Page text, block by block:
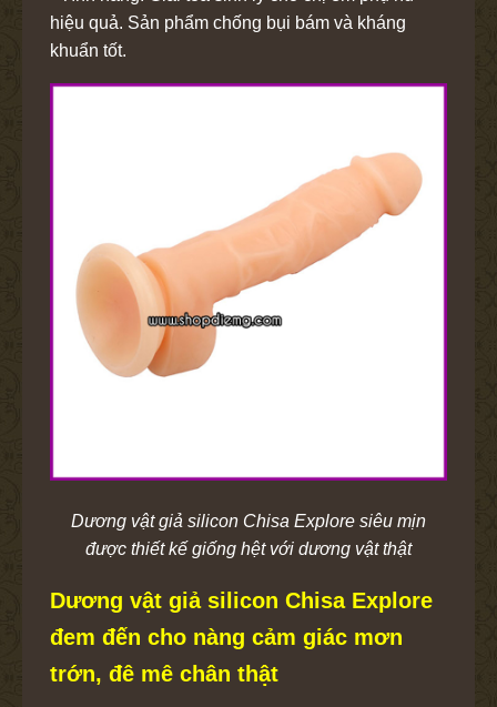
hiệu quả. Sản phẩm chống bụi bám và kháng
khuẩn tốt.
Dương vật giả silicon Chisa Explore siêu mịn
được thiết kế giống hệt với dương vật thật
Dương vật giả silicon Chisa Explore
đem đến cho nàng cảm giác mơn
trớn, đê mê chân thật